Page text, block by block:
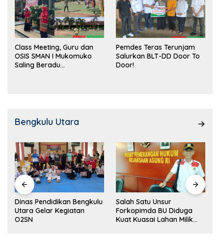
Class Meeting, Guru dan
OSIS SMAN I Mukomuko
Saling Beradu
Pemdes Teras Terunjam
Salurkan BLT-DD Door To
Door!
Bengkulu Utara
Dinas Pendidikan Bengkulu
Utara Gelar Kegiatan
O2SN
Salah Satu Unsur
Forkopimda BU Diduga
Kuat Kuasai Lahan Milik